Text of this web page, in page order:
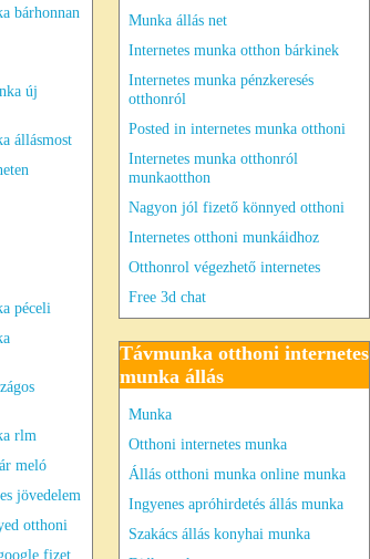
bárhonnan
új
állásmost
péceli
rlm
meló
jövedelem
otthoni
fizet
Munka állás net
Internetes munka otthon bárkinek
Internetes munka pénzkeresés
otthonról
Posted in internetes munka otthoni
Internetes munka otthonról
munkaotthon
Nagyon jól fizető könnyed otthoni
Internetes otthoni munkáidhoz
Otthonrol végezhető internetes
Free 3d chat
Távmunka otthoni internetes
munka állás
Munka
Otthoni internetes munka
Állás otthoni munka online munka
Ingyenes apróhirdetés állás munka
Szakács állás konyhai munka